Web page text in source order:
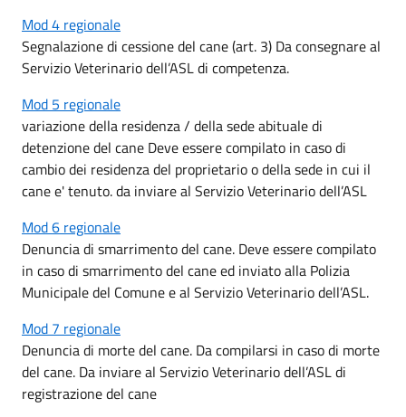
Mod 4 regionale
Segnalazione di cessione del cane (art. 3) Da consegnare al
Servizio Veterinario dell’ASL di competenza.
Mod 5 regionale
variazione della residenza / della sede abituale di
detenzione del cane Deve essere compilato in caso di
cambio dei residenza del proprietario o della sede in cui il
cane e' tenuto. da inviare al Servizio Veterinario dell’ASL
Mod 6 regionale
Denuncia di smarrimento del cane. Deve essere compilato
in caso di smarrimento del cane ed inviato alla Polizia
Municipale del Comune e al Servizio Veterinario dell’ASL.
Mod 7 regionale
Denuncia di morte del cane. Da compilarsi in caso di morte
del cane. Da inviare al Servizio Veterinario dell’ASL di
registrazione del cane